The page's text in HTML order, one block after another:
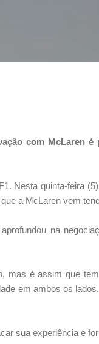
com McLaren
Nesta quinta-feira
a McLaren vem
na
mas é assim que
em ambos os
sua experiência e